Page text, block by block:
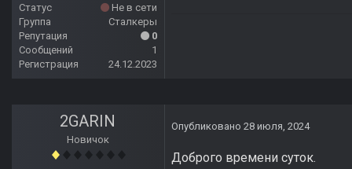
Статус
Не в сети
Группа
Сталкеры
Репутация
0
Сообщений
1
Регистрация
24.12.2023
2GARIN
Новичок
Опубликовано 28 июля, 2024
Доброго времени суток.